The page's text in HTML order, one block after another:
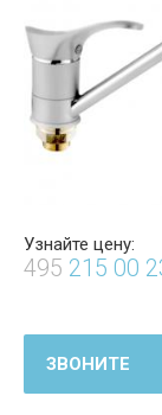
Узнайте цену:
495 215 00
ЗВОНИТЕ